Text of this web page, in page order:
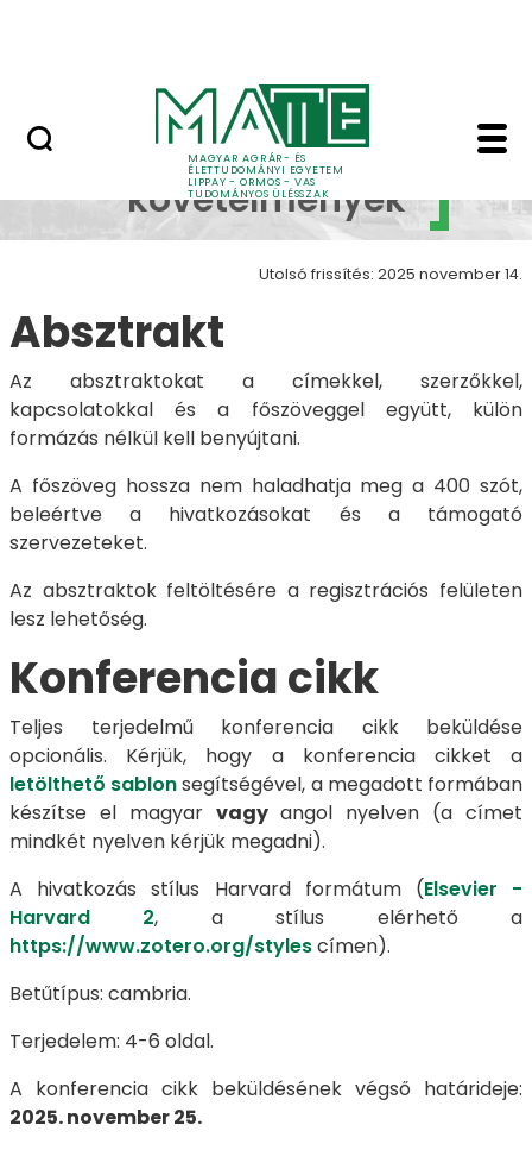
MAGYAR AGRÁR- ÉS
ÉLETTUDOMÁNYI EGYETEM
LIPPAY - ORMOS - VAS
TUDOMÁNYOS ÜLÉSSZAK
Formai
Formai
követelmények
Utolsó frissítés: 2025 november 14.
Absztrakt
Az absztraktokat a címekkel, szerzőkkel,
kapcsolatokkal és a főszöveggel együtt, külön
formázás nélkül kell benyújtani.
A főszöveg hossza nem haladhatja meg a 400 szót,
beleértve a hivatkozásokat és a támogató
szervezeteket.
Az absztraktok feltöltésére a regisztrációs felületen
lesz lehetőség.
Konferencia cikk
Teljes terjedelmű konferencia cikk beküldése
opcionális. Kérjük, hogy a konferencia cikket a
letölthető sablonsegítségével, a megadott formában
készítse el magyar vagyangol nyelven (a címet
mindkét nyelven kérjük megadni).
A hivatkozás stílus Harvard formátum (Elsevier -
Harvard 2, a stílus elérhető a
https://www.zotero.org/stylescímen).
Betűtípus: cambria.
Terjedelem: 4-6 oldal.
​​​A konferencia cikk beküldésének végső határideje:
2025. november 25.